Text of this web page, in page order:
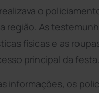
o
região. As
físicas e as
principal da festa.
informações, os